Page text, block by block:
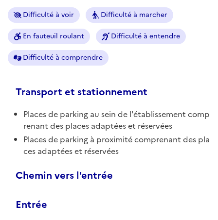
Difficulté à voir Difficulté à marcher
En fauteuil roulant Difficulté à entendre
Difficulté à comprendre
Transport et stationnement
Places de parking au sein de l'établissement comp
renant des places adaptées et réservées
Places de parking à proximité comprenant des pla
ces adaptées et réservées
Chemin vers l'entrée
Entrée